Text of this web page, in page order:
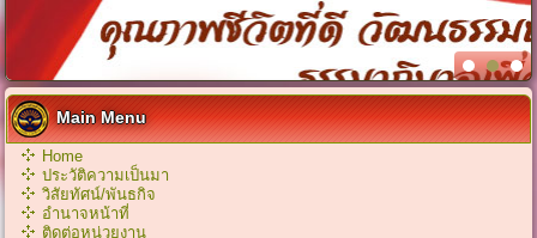
Main Menu
Home
ประวัติความเป็นมา
วิสัยทัศน์/พันธกิจ
อำนาจหน้าที่
ติดต่อหน่วยงาน